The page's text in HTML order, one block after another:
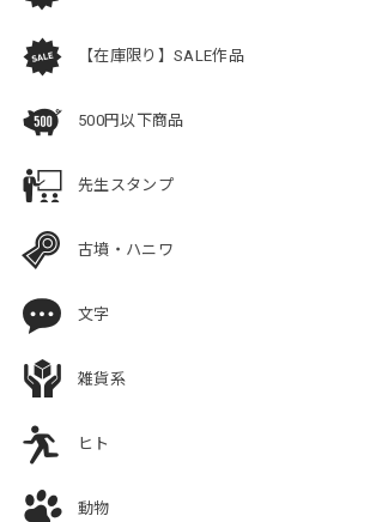
【在庫限り】SALE作品
500円以下商品
先生スタンプ
古墳・ハニワ
文字
雑貨系
ヒト
動物